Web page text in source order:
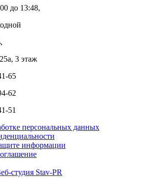
до 13:48,
3 этаж
65
62
51
персональных данных
информации
студия Stav-PR